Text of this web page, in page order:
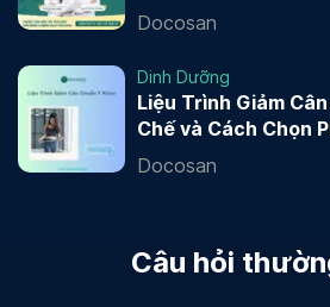
Docosan
Dinh Dưỡng
Liệu Trình Giảm
Chế và Cách Chọn
Docosan
Câu hỏi